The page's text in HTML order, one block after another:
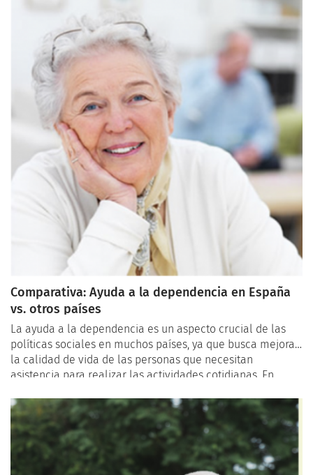
posibilidades que se presentan en el horizonte de la
ayuda a la dependencia en España.
Comparativa: Ayuda a la dependencia en España
vs. otros países
La ayuda a la dependencia es un aspecto crucial de las
políticas sociales en muchos países, ya que busca mejorar
la calidad de vida de las personas que necesitan
asistencia para realizar las actividades cotidianas. En
apoyo que incluye servicios y prestaciones económicas.
Pero, ¿cómo se compara este sistema con el de otros
países? A continuación, analizaremos las diferencias en el
enfoque, la cobertura y los resultados de la ayuda a la
dependencia en España en comparación con otras